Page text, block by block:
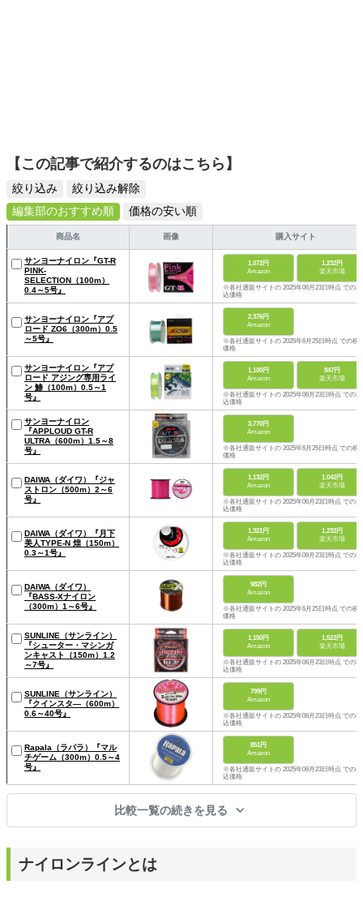
【この記事で紹介するのはこちら】
絞り込み
絞り込み解除
編集部のおすすめ順
価格の安い順
商品名 画像 購入サイト
サンヨーナイロン『GT-R
PINK-
SELECTION（100m）
0.4～5号』
1,072円
Amazon
1,232円
楽天市場
※各社通販サイトの 2025年06月23日時点 での税
込価格
サンヨーナイロン『アプ
ロード ZO6（300m）0.5
～5号』
2,376円
Amazon
※各社通販サイトの 2025年6月25日時点 での税
価格
サンヨーナイロン『アプ
ロード アジング専用ライ
ン 鯵（100m）0.5～1
号』
1,100円
Amazon
847円
楽天市場
※各社通販サイトの 2025年06月23日時点 での税
込価格
サンヨーナイロン
『APPLOUD GT-R
ULTRA（600m）1.5～8
号』
3,770円
Amazon
※各社通販サイトの 2025年6月25日時点 での税
価格
DAIWA（ダイワ）『ジャ
ストロン（500m）2～6
号』
1,132円
Amazon
1,042円
楽天市場
※各社通販サイトの 2025年06月23日時点 での税
込価格
DAIWA（ダイワ）『月下
美人TYPE-N 煌（150m）
0.3～1号』
1,321円
Amazon
1,232円
楽天市場
※各社通販サイトの 2025年06月23日時点 での税
込価格
DAIWA（ダイワ）
『BASS-Xナイロン
（300m）1～6号』
982円
Amazon
※各社通販サイトの 2025年6月25日時点 での税
価格
SUNLINE（サンライン）
『シューター・マシンガ
ンキャスト（150m）1.2
～7号』
1,150円
Amazon
1,522円
楽天市場
※各社通販サイトの 2025年06月23日時点 での税
込価格
SUNLINE（サンライン）
『クインスタ―（600m）
0.6～40号』
799円
Amazon
※各社通販サイトの 2025年06月23日時点 での税
込価格
Rapala（ラパラ）『マル
チゲーム（300m）0.5～4
号』
851円
Amazon
※各社通販サイトの 2025年06月23日時点 での税
込価格
比較一覧の続きを見る
ナイロンラインとは